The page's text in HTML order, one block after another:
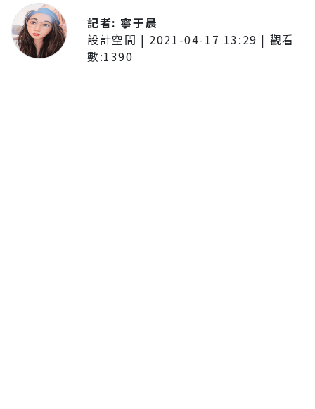
記者: 寧于晨
設計空間 | 2021-04-17 13:29 | 觀看
數:1390